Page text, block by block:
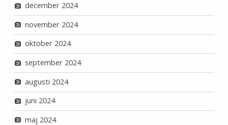
december 2024
november 2024
oktober 2024
september 2024
augusti 2024
juni 2024
maj 2024